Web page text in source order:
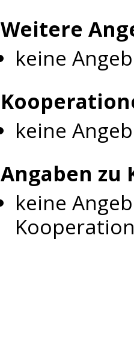
Weitere
keine
keine
Angaben
keine